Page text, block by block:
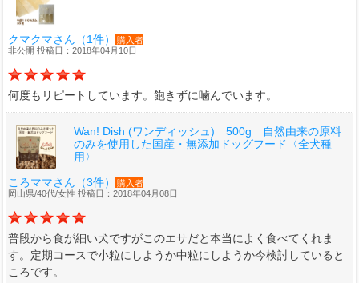
クマクマさん（1件）
購入者
非公開 投稿日：2018年04月10日
何度もリピートしています。飽きずに噛んでいます。
Wan! Dish (ワンディッシュ) 500g 自然由来の原料
のみを使用した国産・無添加ドッグフード〈全犬種
用〉
ころママさん（3件）
購入者
岡山県/40代/女性 投稿日：2018年04月08日
普段から食が細い犬ですがこのエサだと本当によく食べてくれま
す。定期コースで小粒にしようか中粒にしようか今検討していると
ころです。